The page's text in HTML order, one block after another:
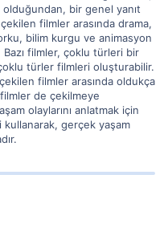
bir genel yanıt
filmler arasında drama,
bilim kurgu ve animasyon
filmler, çoklu türleri bir
türler filmleri oluşturabilir.
filmler arasında oldukça
de çekilmeye
olaylarını anlatmak için
gerçek yaşam